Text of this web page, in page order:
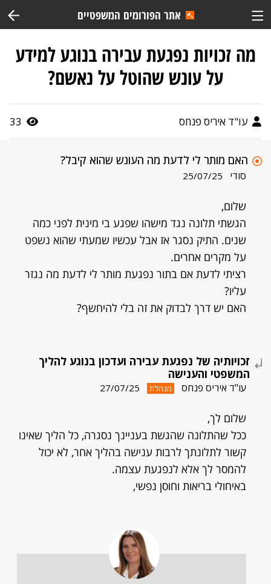
אתר הפורומים המשפטיים
מה זכויות נפגעת עבירה בנוגע למידע
על עונש שהוטל על נאשם?
עו"ד איריס פנחס 33
האם מותר לי לדעת מה העונש שהוא קיבל?
סודי 25/07/25
שלום,
הגשתי תלונה נגד מישהו שפגע בי מינית לפני כמה
שנים. התיק נסגר אז אבל עכשיו שמעתי שהוא נשפט
על מקרים אחרים.
רציתי לדעת אם בתור נפגעת מותר לי לדעת מה נגזר
עליו?
האם יש דרך לבדוק את זה בלי להיחשף?
זכויותיה של נפגעת עבירה ועדכון בנוגע להליך
המשפטי והענישה
עו"ד איריס פנחס מנהלת 27/07/25
שלום לך,
ככל שהתלונה שהגשת בעניינך נסגרה, כל הליך שאינו
קשור לתלונתך לרבות ענישה בהליך אחר, לא יכול
להמסר לך אלא לנפגעת עצמה.
באיחולי בריאות וחוסן נפשי,